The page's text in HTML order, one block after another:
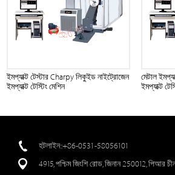
ইমপ্যাক্ট টেস্টার Charpy লিকুইড নাইট্রোজেন
ইমপ্যাক্ট টেস্টিং মেশিন
মেটাল
ইমপ্যাক্ট
হটলাইন::+86-0531-58056101
4915, পশ্চিম জিংশি রোড, জিনান 250012, পিআর